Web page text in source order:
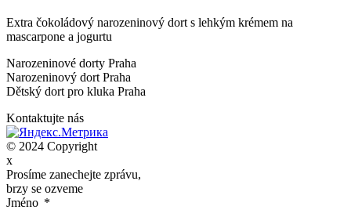
Extra čokoládový narozeninový dort s lehkým krémem na
mascarpone a jogurtu
Narozeninové dorty Praha
Narozeninový dort Praha
Dětský dort pro kluka Praha
Kontaktujte nás
© 2024 Copyright
x
Prosíme zanechejte zprávu,
brzy se ozveme
Jméno